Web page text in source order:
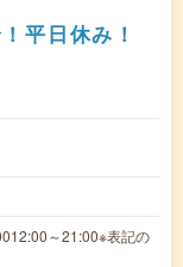
平日休み！
～21:00※表記の